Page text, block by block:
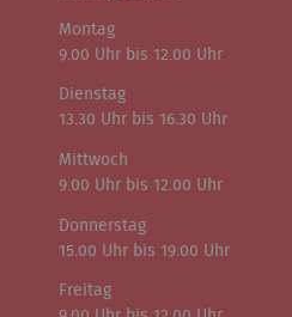
Montag
9.00 Uhr bis 12.00 Uhr
Dienstag
13.30 Uhr bis 16.30 Uhr
Mittwoch
9.00 Uhr bis 12.00 Uhr
Donnerstag
15.00 Uhr bis 19.00 Uhr
Freitag